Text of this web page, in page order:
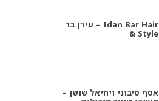
עידן בר – Idan Bar Hair
& Style
אסף סיבוני ויחיאל שושן –